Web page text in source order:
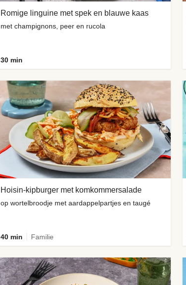
Romige linguine met spek en blauwe kaas
met champignons, peer en rucola
30 min
Hoisin-kipburger met komkommersalade
op wortelbroodje met aardappelpartjes en taugé
40 min Familie